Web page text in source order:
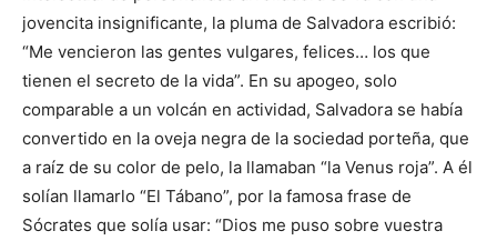
jovencita insignificante, la pluma de Salvadora escribió:
“Me vencieron las gentes vulgares, felices… los que
tienen el secreto de la vida”. En su apogeo, solo
comparable a un volcán en actividad, Salvadora se había
convertido en la oveja negra de la sociedad porteña, que
a raíz de su color de pelo, la llamaban “la Venus roja”. A él
solían llamarlo “El Tábano”, por la famosa frase de
Sócrates que solía usar: “Dios me puso sobre vuestra